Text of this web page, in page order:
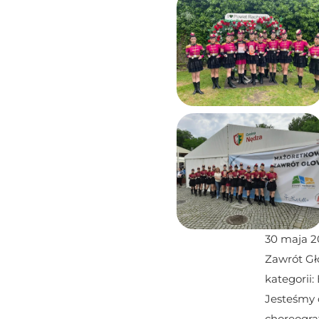
30 maja
Zawrót
kategorii:
Jesteśmy